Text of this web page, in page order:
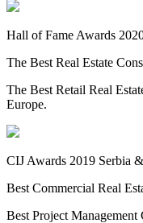
Hall of Fame Awards
The Best Real Estate
The Best Retail Real
Europe.
CIJ Awards 2019 Serbia
Best Commercial Real
Best Project Management